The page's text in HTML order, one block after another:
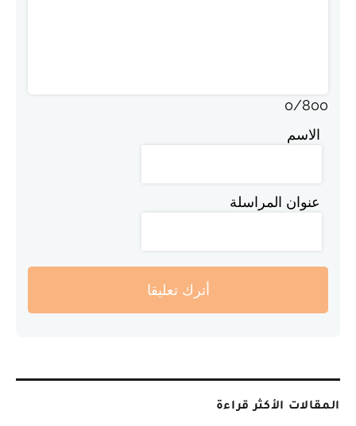
0/800
الاسم
عنوان المراسلة
أترك تعليقا
المقالات الأكثر قراءة